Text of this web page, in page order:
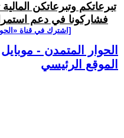
تبرعاتكم وتبرعاتكن
فشاركونا في دعم
[اشترك في قناة
الحوار المتمدن - موبايل
الموقع الرئيسي